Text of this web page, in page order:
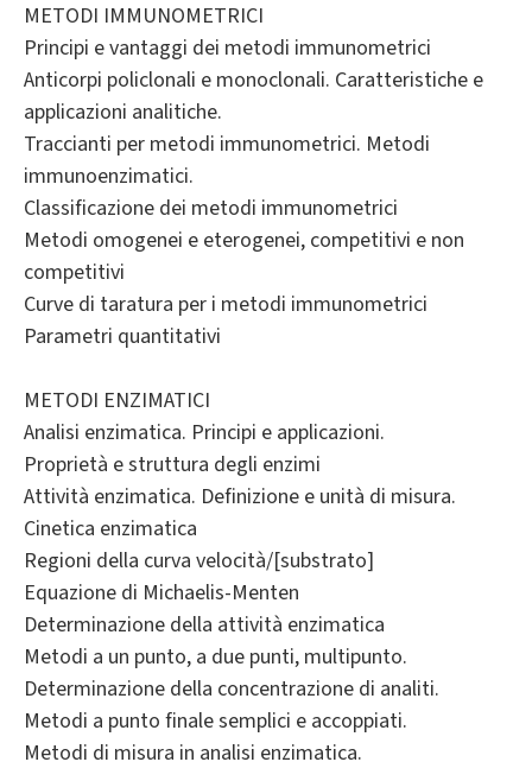
METODI IMMUNOMETRICI
Principi e vantaggi dei metodi immunometrici
Anticorpi policlonali e monoclonali. Caratteristiche e
applicazioni analitiche.
Traccianti per metodi immunometrici. Metodi
immunoenzimatici.
Classificazione dei metodi immunometrici
Metodi omogenei e eterogenei, competitivi e non
competitivi
Curve di taratura per i metodi immunometrici
Parametri quantitativi
METODI ENZIMATICI
Analisi enzimatica. Principi e applicazioni.
Proprietà e struttura degli enzimi
Attività enzimatica. Definizione e unità di misura.
Cinetica enzimatica
Regioni della curva velocità/[substrato]
Equazione di Michaelis-Menten
Determinazione della attività enzimatica
Metodi a un punto, a due punti, multipunto.
Determinazione della concentrazione di analiti.
Metodi a punto finale semplici e accoppiati.
Metodi di misura in analisi enzimatica.